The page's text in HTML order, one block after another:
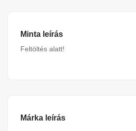
Minta leírás
Feltöltés alatt!
Márka leírás